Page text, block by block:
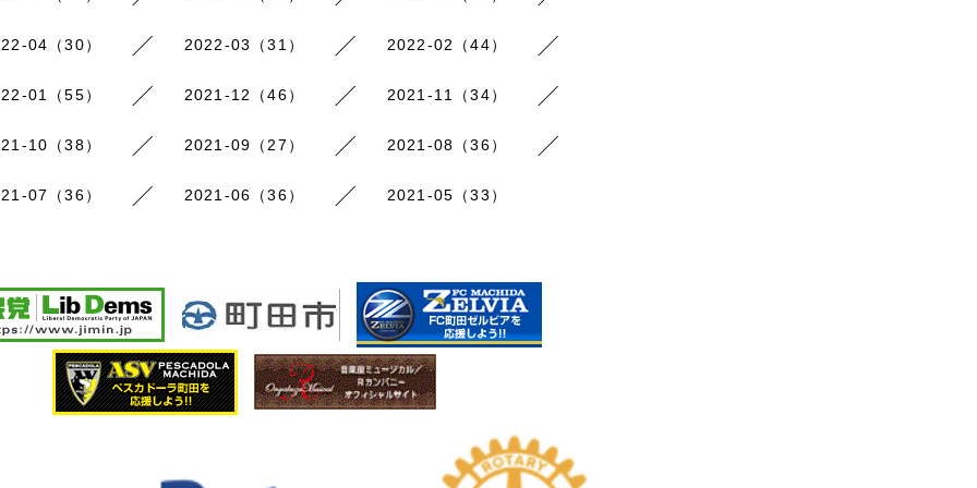
04（30） 2022-03（31） 2022-02（44）
01（55） 2021-12（46） 2021-11（34）
10（38） 2021-09（27） 2021-08（36）
07（36） 2021-06（36） 2021-05（33）